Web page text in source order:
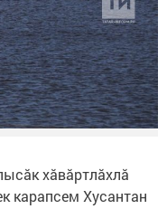
хăвăртлăхлă
карапсем Хусантан